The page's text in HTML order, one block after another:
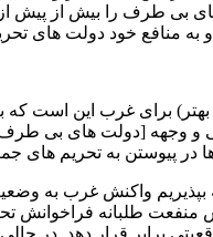
بی‌ طرف را بیش از پیش از
و به منافع خود دولت های
برای غرب این است که
وجهه [دولت های بی طرف،
در پیوستن به تحریم های
بپذیریم واکنش غرب به
طلبانه فراخوانش
برابر قرار دهد. در